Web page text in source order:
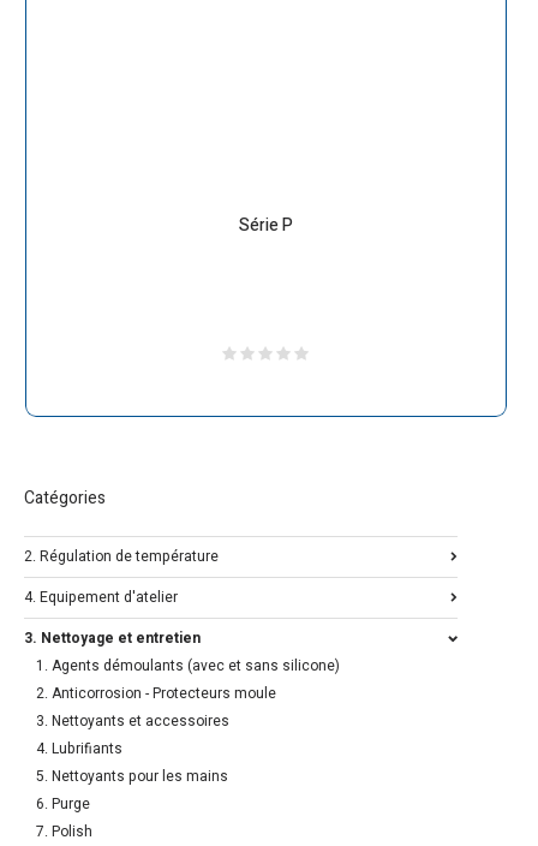
Série P
Catégories
2. Régulation de température
4. Equipement d'atelier
3. Nettoyage et entretien
1. Agents démoulants (avec et sans silicone)
2. Anticorrosion - Protecteurs moule
3. Nettoyants et accessoires
4. Lubrifiants
5. Nettoyants pour les mains
6. Purge
7. Polish